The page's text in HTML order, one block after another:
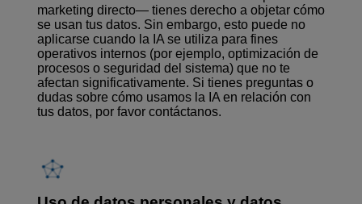
marketing directo— tienes derecho a objetar cómo
se usan tus datos. Sin embargo, esto puede no
aplicarse cuando la IA se utiliza para fines
operativos internos (por ejemplo, optimización de
procesos o seguridad del sistema) que no te
afectan significativamente. Si tienes preguntas o
dudas sobre cómo usamos la IA en relación con
tus datos, por favor contáctanos.